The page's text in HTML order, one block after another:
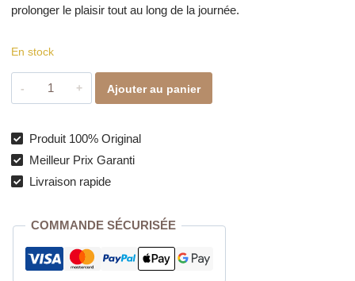
prolonger le plaisir tout au long de la journée.
En stock
quantité
de
Badee
Al
Oud
–
L'Élégance
Fruitée
Ajouter au panier
Produit 100% Original
Meilleur Prix Garanti
Livraison rapide
COMMANDE SÉCURISÉE